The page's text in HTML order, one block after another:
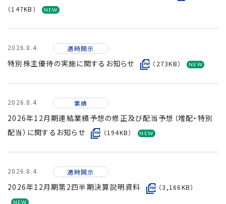
（147KB）
2026.8.4 適時開示
特別株主優待の実施に関するお知らせ （273KB）
2026.8.4 業績
2026年12月期連結業績予想の修正及び配当予想（増配・特別
配当）に関するお知らせ
（194KB）
2026.8.4 適時開示
2026年12月期第2四半期決算説明資料 （3,166KB）